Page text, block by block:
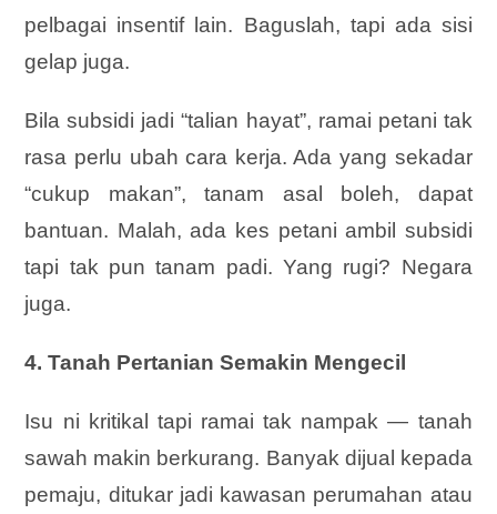
pelbagai insentif lain. Baguslah, tapi ada sisi
gelap juga.
Bila subsidi jadi “talian hayat”, ramai petani tak
rasa perlu ubah cara kerja. Ada yang sekadar
“cukup makan”, tanam asal boleh, dapat
bantuan. Malah, ada kes petani ambil subsidi
tapi tak pun tanam padi. Yang rugi? Negara
juga.
4. Tanah Pertanian Semakin Mengecil
Isu ni kritikal tapi ramai tak nampak — tanah
sawah makin berkurang. Banyak dijual kepada
pemaju, ditukar jadi kawasan perumahan atau